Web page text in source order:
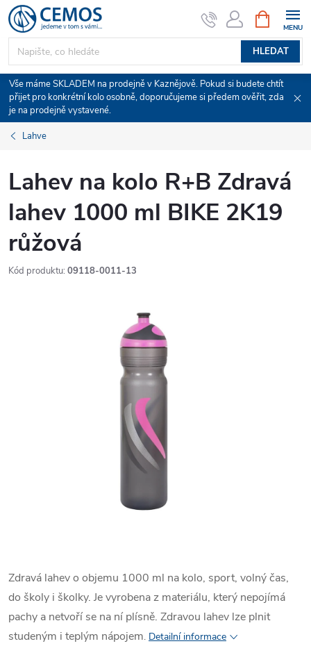
Přejít
na
obsah
HLEDAT
NÁKUPNÍ
KOŠÍK
Vše máme SKLADEM na prodejně v Kaznějově. Pokud si budete chtít
přijet pro konkrétní kolo osobně, doporučujeme si předem ověřit, zda
je na prodejně vystavené.
Lahve
Lahev na kolo R+B Zdravá
lahev 1000 ml BIKE 2K19
růžová
Kód produktu: 09118-0011-13
Zdravá lahev o objemu 1000 ml na kolo, sport, volný čas,
do školy i školky. Je vyrobena z materiálu, který nepojímá
pachy a netvoří se na ní plísně. Zdravou lahev lze plnit
studeným i teplým nápojem. Detailní informace